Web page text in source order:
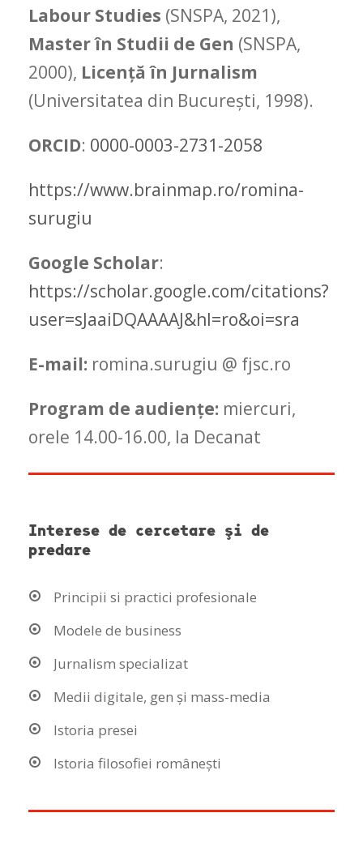
Labour Studies (SNSPA, 2021),
Master în Studii de Gen (SNSPA,
2000), Licenţă în Jurnalism
(Universitatea din Bucureşti, 1998).
ORCID: 0000-0003-2731-2058
https://www.brainmap.ro/romina-
surugiu
Google Scholar:
https://scholar.google.com/citations?
user=sJaaiDQAAAAJ&hl=ro&oi=sra
E-mail: romina.surugiu @ fjsc.ro
Program de audiențe: miercuri,
orele 14.00-16.00, la Decanat
Interese de cercetare şi de
predare
Principii si practici profesionale
Modele de business
Jurnalism specializat
Medii digitale, gen și mass-media
Istoria presei
Istoria filosofiei românești